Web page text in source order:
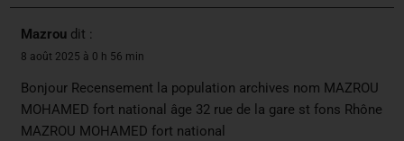
Mazrou dit :
8 août 2025 à 0 h 56 min
Bonjour Recensement la population archives nom MAZROU
MOHAMED fort national âge 32 rue de la gare st fons Rhône
MAZROU MOHAMED fort national